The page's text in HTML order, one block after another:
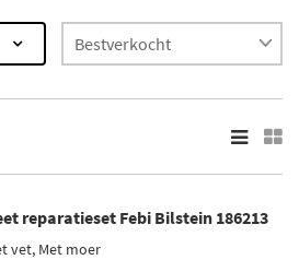
reparatieset Febi Bilstein 186213
vet, Met moer